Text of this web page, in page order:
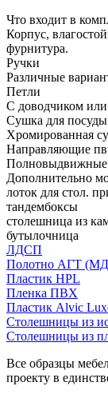
Что входит в
Корпус,
фурнитура.
Ручки
Различные
Петли
С доводчиком или
Сушка для посуды
Хромированная
Направляющие
Полновыдвижные
Дополнительно
лоток для стол.
тандембоксы
столешница из
бутылочница
ЛДСП
Полотно АГТ
Пластик HPL
Пленка ПВХ
Пластик Alvic
Столешницы из
Столешницы из
Все образцы
проекту в